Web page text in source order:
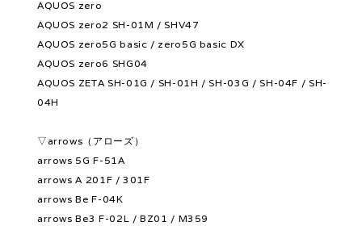
AQUOS zero
AQUOS zero2 SH-01M / SHV47
AQUOS zero5G basic / zero5G basic DX
AQUOS zero6 SHG04
AQUOS ZETA SH-01G / SH-01H / SH-03G / SH-04F / SH-
04H
▽arrows（アローズ）
arrows 5G F-51A
arrows A 201F / 301F
arrows Be F-04K
arrows Be3 F-02L / BZ01 / M359